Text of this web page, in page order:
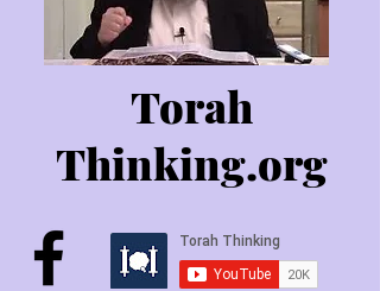
Torah
Thinking.org